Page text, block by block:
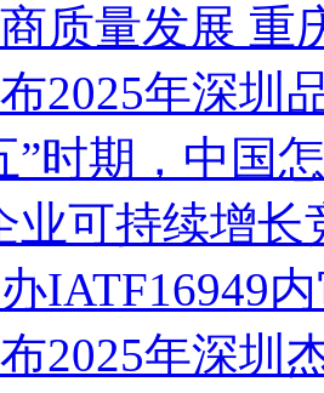
质量发展 重
2025年深圳
”时期，中国
业可持续增长
IATF16949
2025年深圳